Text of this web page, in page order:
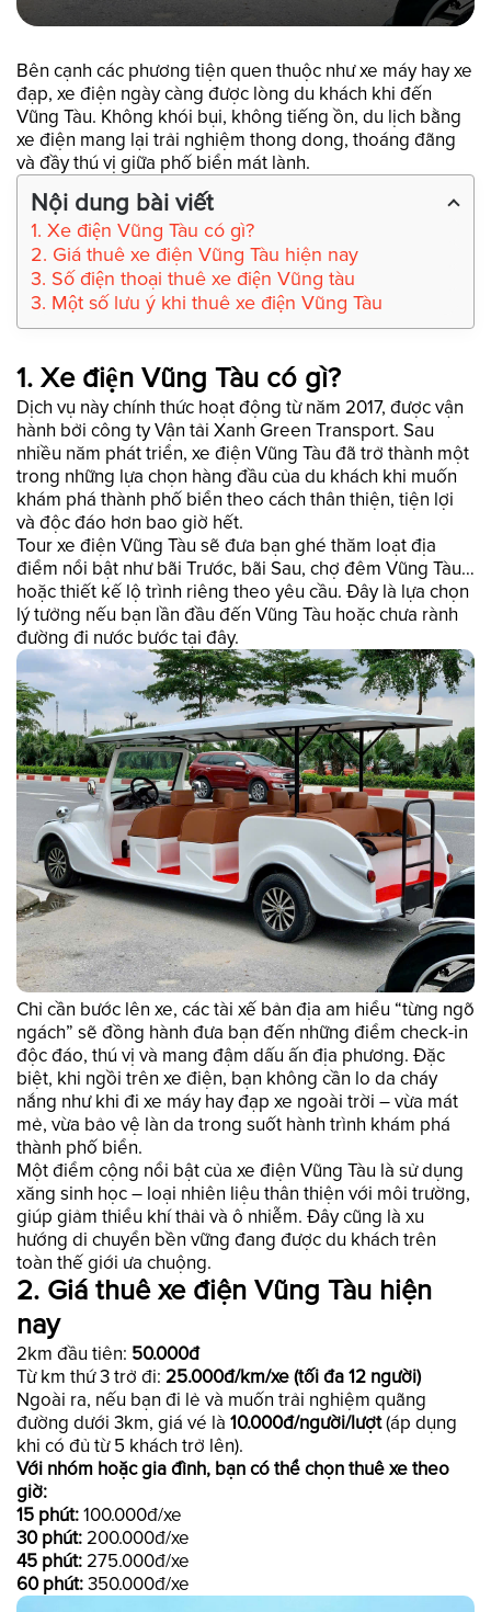
Bên cạnh các phương tiện quen thuộc như xe máy hay xe
đạp, xe điện ngày càng được lòng du khách khi đến
Vũng Tàu. Không khói bụi, không tiếng ồn, du lịch bằng
xe điện mang lại trải nghiệm thong dong, thoáng đãng
và đầy thú vị giữa phố biển mát lành.
Nội dung bài viết
1. Xe điện Vũng Tàu có gì?
2. Giá thuê xe điện Vũng Tàu hiện nay
3. Số điện thoại thuê xe điện Vũng tàu
3. Một số lưu ý khi thuê xe điện Vũng Tàu
1. Xe điện Vũng Tàu có gì?
Dịch vụ này chính thức hoạt động từ năm 2017, được vận
hành bởi công ty Vận tải Xanh Green Transport. Sau
nhiều năm phát triển, xe điện Vũng Tàu đã trở thành một
trong những lựa chọn hàng đầu của du khách khi muốn
khám phá thành phố biển theo cách thân thiện, tiện lợi
và độc đáo hơn bao giờ hết.
Tour xe điện Vũng Tàu sẽ đưa bạn ghé thăm loạt địa
điểm nổi bật như bãi Trước, bãi Sau, chợ đêm Vũng Tàu…
hoặc thiết kế lộ trình riêng theo yêu cầu. Đây là lựa chọn
lý tưởng nếu bạn lần đầu đến Vũng Tàu hoặc chưa rành
đường đi nước bước tại đây.
Chỉ cần bước lên xe, các tài xế bản địa am hiểu “từng ngõ
ngách” sẽ đồng hành đưa bạn đến những điểm check-in
độc đáo, thú vị và mang đậm dấu ấn địa phương. Đặc
biệt, khi ngồi trên xe điện, bạn không cần lo da cháy
nắng như khi đi xe máy hay đạp xe ngoài trời – vừa mát
mẻ, vừa bảo vệ làn da trong suốt hành trình khám phá
thành phố biển.
Một điểm cộng nổi bật của xe điện Vũng Tàu là sử dụng
xăng sinh học – loại nhiên liệu thân thiện với môi trường,
giúp giảm thiểu khí thải và ô nhiễm. Đây cũng là xu
hướng di chuyển bền vững đang được du khách trên
toàn thế giới ưa chuộng.
2. Giá thuê xe điện Vũng Tàu hiện
nay
2km đầu tiên: 50.000đ
Từ km thứ 3 trở đi: 25.000đ/km/xe (tối đa 12 người)
Ngoài ra, nếu bạn đi lẻ và muốn trải nghiệm quãng
đường dưới 3km, giá vé là 10.000đ/người/lượt(áp dụng
khi có đủ từ 5 khách trở lên).
Với nhóm hoặc gia đình, bạn có thể chọn thuê xe theo
giờ:
15 phút:100.000đ/xe
30 phút: 200.000đ/xe
45 phút: 275.000đ/xe
60 phút:350.000đ/xe